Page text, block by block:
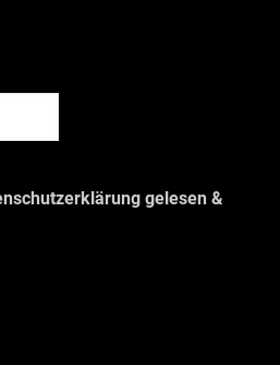
gelesen &